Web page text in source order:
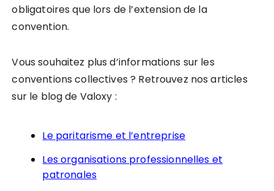
obligatoires que lors de l’extension de la
convention.
Vous souhaitez plus d’informations sur les
conventions collectives ? Retrouvez nos articles
sur le blog de Valoxy :
Le paritarisme et l’entreprise
Les organisations professionnelles et
patronales